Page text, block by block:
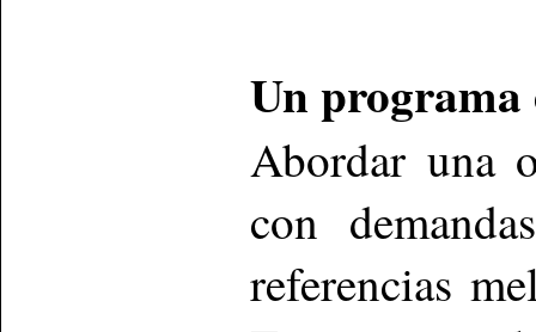
Un programa
Abordar una
con
referencias